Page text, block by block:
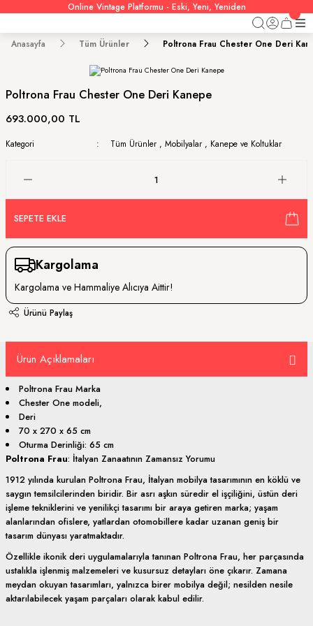
Online Vintage Platformu - Eski, Yeni, Yeniden
Anasayfa Tüm Ürünler Poltrona Frau Chester One Deri
Poltrona Frau Chester One Deri Kanepe
693.000,00 TL
Kategori Tüm Ürünler , Mobilyalar , Kanepe ve Koltuklar
SEPETE EKLE
Kargolama
Kargolama ve Hammaliye Alıcıya Aittir!
Ürünü Paylaş
Ürün Açıklamaları
Poltrona Frau Marka
Chester One modeli,
Deri
70 x 270 x 65 cm
Oturma Derinliği: 65 cm
Poltrona Frau: İtalyan Zanaatının Zamansız Yorumu
1912 yılında kurulan Poltrona Frau, İtalyan mobilya tasarımının en köklü ve
saygın temsilcilerinden biridir. Bir asrı aşkın süredir el işçiliğini, üstün deri
işleme tekniklerini ve yenilikçi tasarımı bir araya getiren marka; yaşam
alanlarından ofislere, yatlardan otomobillere kadar uzanan geniş bir
tasarım dünyası yaratmaktadır.
Özellikle ikonik deri uygulamalarıyla tanınan Poltrona Frau, her parçasında
ustalıkla işlenmiş malzemeleri ve kusursuz detayları öne çıkarır. Zamana
meydan okuyan tasarımları, yalnızca birer mobilya değil; nesilden nesile
aktarılabilecek yaşam parçaları olarak kabul edilir.